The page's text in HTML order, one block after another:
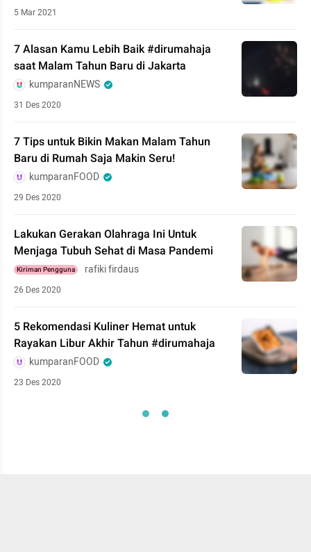
5 Mar 2021
7 Alasan Kamu Lebih Baik #dirumahaja
saat Malam Tahun Baru di Jakarta
kumparanNEWS
31 Des 2020
7 Tips untuk Bikin Makan Malam Tahun
Baru di Rumah Saja Makin Seru!
kumparanFOOD
29 Des 2020
Lakukan Gerakan Olahraga Ini Untuk
Menjaga Tubuh Sehat di Masa Pandemi
Kiriman Pengguna rafiki firdaus
26 Des 2020
5 Rekomendasi Kuliner Hemat untuk
Rayakan Libur Akhir Tahun #dirumahaja
kumparanFOOD
23 Des 2020